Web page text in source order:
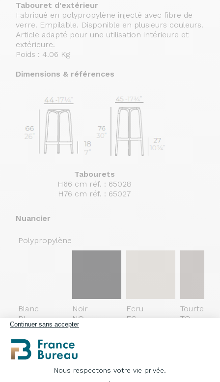
Continuer sans accepter
Nous respectons votre vie privée.
Tabouret d'extérieur
Fabriqué en polypropylène injecté avec fibre de
verre. Empilable. Disponible en plusieurs couleurs.
Article adapté pour une utilisation intérieure et
extérieure.
Poids : 4.06 Kg
Dimensions & références
Tabourets
H66 cm réf. : 65028
H76 cm réf. : 65027
Nuancier
Polypropylène
Blanc
BL
Noir
NO
Ecru
EC
Tourterelle
TO